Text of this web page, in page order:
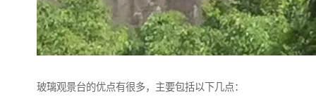
玻璃观景台的优点有很多，主要包括以下几点：